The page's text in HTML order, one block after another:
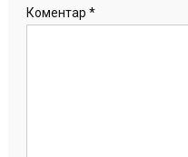
Коментар *